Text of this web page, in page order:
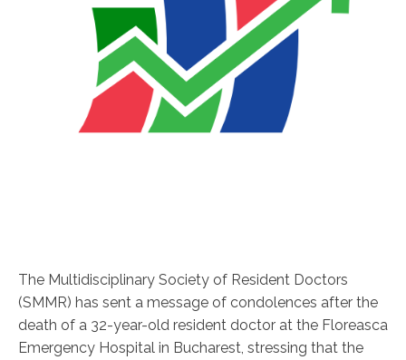
The Multidisciplinary Society of Resident Doctors
(SMMR) has sent a message of condolences after the
death of a 32-year-old resident doctor at the Floreasca
Emergency Hospital in Bucharest, stressing that the